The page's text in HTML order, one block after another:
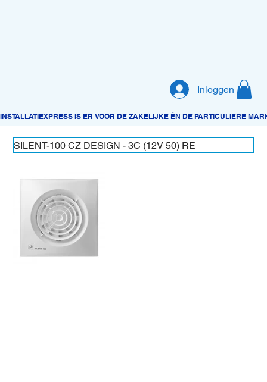
Inloggen
SILENT-100 CZ DESIGN - 3C (12V 50) RE